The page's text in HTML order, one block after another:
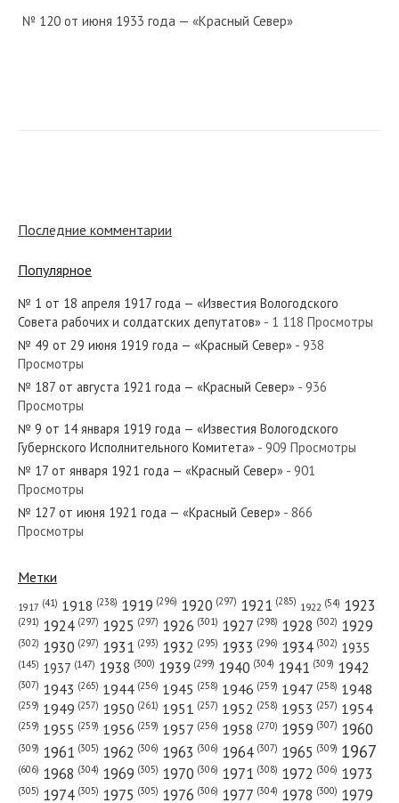
№ 120 от июня 1933 года — «Красный Север»
№ 21 от января 1927 года — «Красный Север»
№ 221 от сентября 1940 года — «Красный Север»
№ 109 от июня 1946 года — «Красный Север»
№ 38 от февраля 1933 года — «Красный Север»
№ 294 от декабря 1961 года — «Красный Север»
Последние комментарии
Популярное
№ 1 от 18 апреля 1917 года — «Известия Вологодского
Совета рабочих и солдатских депутатов» - 1 118 Просмотры
№ 49 от 29 июня 1919 года — «Красный Север» - 938
Просмотры
№ 187 от августа 1921 года — «Красный Север» - 936
Просмотры
№ 9 от 14 января 1919 года — «Известия Вологодского
Губернского Исполнительного Комитета» - 909 Просмотры
№ 17 от января 1921 года — «Красный Север» - 901
Просмотры
№ 127 от июня 1921 года — «Красный Север» - 866
Просмотры
Метки
1917 (41) 1918 (238) 1919 (296) 1920 (297) 1921 (285) 1922 (54) 1923
(291) 1924 (297) 1925 (297) 1926 (301) 1927 (298) 1928 (302) 1929
(302) 1930 (297) 1931 (293) 1932 (295) 1933 (296) 1934 (302) 1935
(145) 1937 (147) 1938 (300) 1939 (299) 1940 (304) 1941 (309) 1942
(307) 1943 (265) 1944 (256) 1945 (258) 1946 (259) 1947 (258) 1948
(259) 1949 (257) 1950 (261) 1951 (257) 1952 (258) 1953 (257) 1954
(259) 1955 (259) 1956 (259) 1957 (256) 1958 (270) 1959 (307) 1960
(309) 1961 (305) 1962 (306) 1963 (306) 1964 (307) 1965 (309) 1967
(606) 1968 (304) 1969 (305) 1970 (306) 1971 (308) 1972 (306) 1973
(305) 1974 (305) 1975 (305) 1976 (306) 1977 (304) 1978 (300) 1979